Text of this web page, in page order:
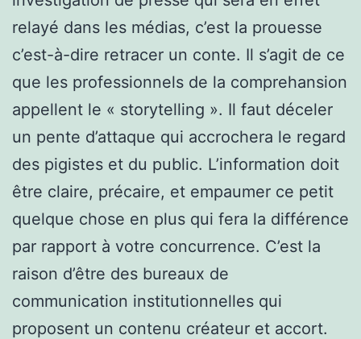
relayé dans les médias, c’est la prouesse
c’est-à-dire retracer un conte. Il s’agit de ce
que les professionnels de la comprehansion
appellent le « storytelling ». Il faut déceler
un pente d’attaque qui accrochera le regard
des pigistes et du public. L’information doit
être claire, précaire, et empaumer ce petit
quelque chose en plus qui fera la différence
par rapport à votre concurrence. C’est la
raison d’être des bureaux de
communication institutionnelles qui
proposent un contenu créateur et accort.